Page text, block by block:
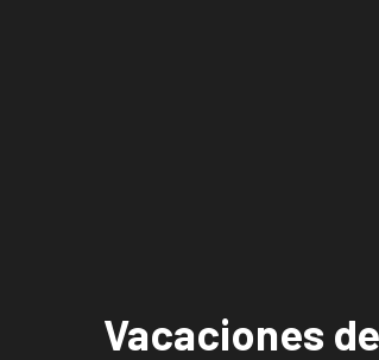
Vacaciones